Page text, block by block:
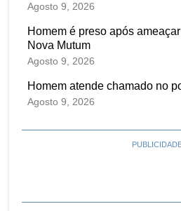
Agosto 9, 2026
Homem é preso após
Nova Mutum
Agosto 9, 2026
Homem atende chamado no
Agosto 9, 2026